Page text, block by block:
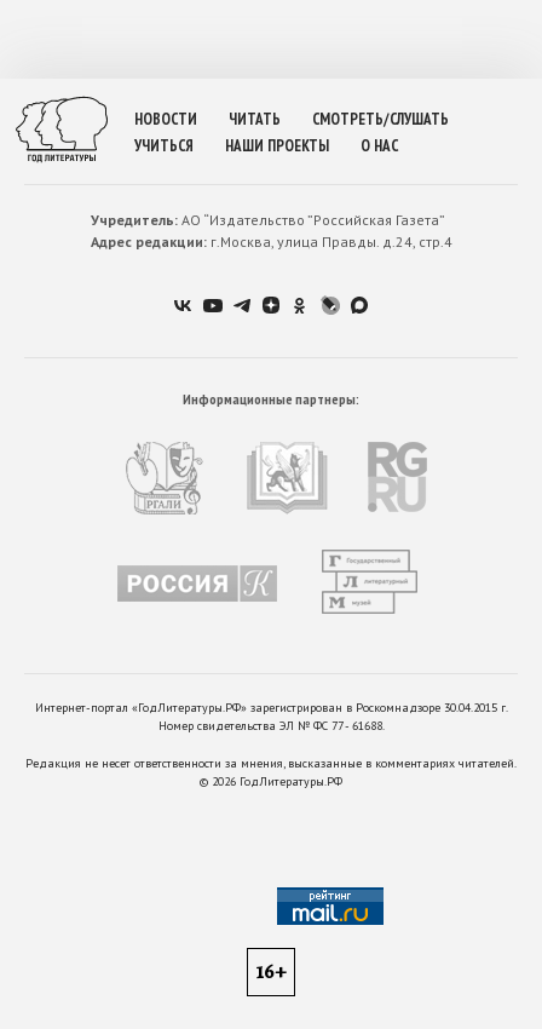
НОВОСТИ ЧИТАТЬ
СМОТРЕТЬ/СЛУШАТЬ
УЧИТЬСЯ
НАШИ ПРОЕКТЫ О НАС
Учредитель:АО “Издательство ”Российская Газета”
Адрес редакции:г.Москва, улица Правды. д.24, стр.4
Информационные партнеры:
Интернет-портал «ГодЛитературы.РФ» зарегистрирован в Роскомнадзоре 30.04.2015 г.
Номер свидетельства ЭЛ № ФС 77 - 61688.
Редакция не несет ответственности за мнения, высказанные в комментариях читателей.
© 2026 ГодЛитературы.РФ
16+